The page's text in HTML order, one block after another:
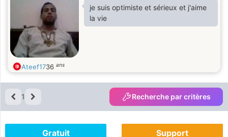
je suis optimiste et sérieux et j'aime
la vie
Ateef1736 ans
1 Recherche par critères
Gratuit Support